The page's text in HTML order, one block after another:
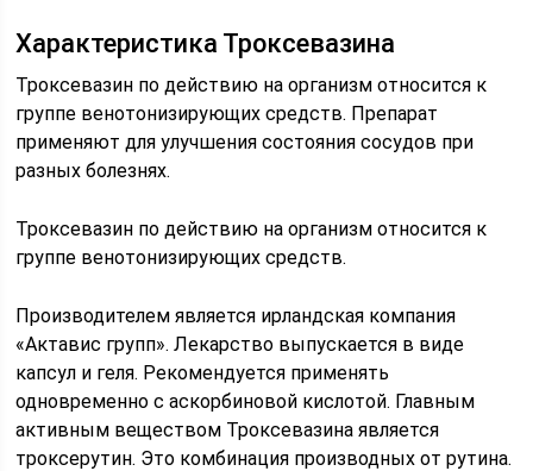
Характеристика Троксевазина
Троксевазин по действию на организм относится к
группе венотонизирующих средств. Препарат
применяют для улучшения состояния сосудов при
разных болезнях.
Троксевазин по действию на организм относится к
группе венотонизирующих средств.
Производителем является ирландская компания
«Актавис групп». Лекарство выпускается в виде
капсул и геля. Рекомендуется применять
одновременно с аскорбиновой кислотой. Главным
активным веществом Троксевазина является
троксерутин. Это комбинация производных от рутина.